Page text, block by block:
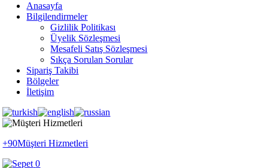
Anasayfa
Bilgilendirmeler
Gizlilik Politikası
Üyelik Sözleşmesi
Mesafeli Satış Sözleşmesi
Sıkça Sorulan Sorular
Sipariş Takibi
Bölgeler
İletişim
+90Müşteri Hizmetleri
0